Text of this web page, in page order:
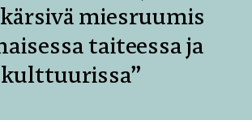
miesruumis
taiteessa ja
kulttuurissa”